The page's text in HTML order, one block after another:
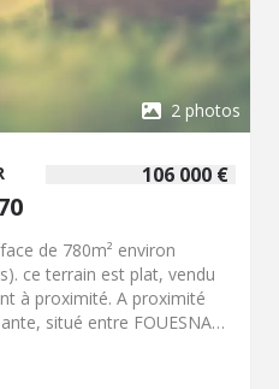
2 photos
106 000 €
de 780m² environ
ce terrain est plat, vendu
à proximité. A proximité
situé entre FOUESNANT